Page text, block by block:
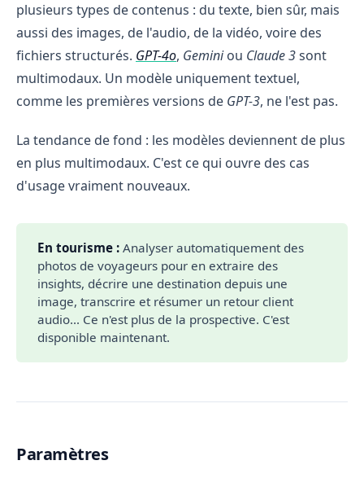
plusieurs types de contenus : du texte, bien sûr, mais
aussi des images, de l'audio, de la vidéo, voire des
fichiers structurés. GPT-4o, Geminiou Claude 3sont
multimodaux. Un modèle uniquement textuel,
comme les premières versions de GPT-3, ne l'est pas.
La tendance de fond : les modèles deviennent de plus
en plus multimodaux. C'est ce qui ouvre des cas
d'usage vraiment nouveaux.
En tourisme :Analyser automatiquement des
photos de voyageurs pour en extraire des
insights, décrire une destination depuis une
image, transcrire et résumer un retour client
audio... Ce n'est plus de la prospective. C'est
disponible maintenant.
Paramètres